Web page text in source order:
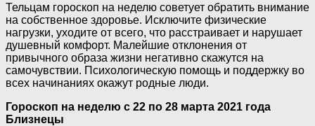
Тельцам гороскоп на неделю советует обратить внимание
на собственное здоровье. Исключите физические
нагрузки, уходите от всего, что расстраивает и нарушает
душевный комфорт. Малейшие отклонения от
привычного образа жизни негативно скажутся на
самочувствии. Психологическую помощь и поддержку во
всех начинаниях окажут родные люди.
Гороскоп на неделю с 22 по 28 марта 2021 года
Близнецы